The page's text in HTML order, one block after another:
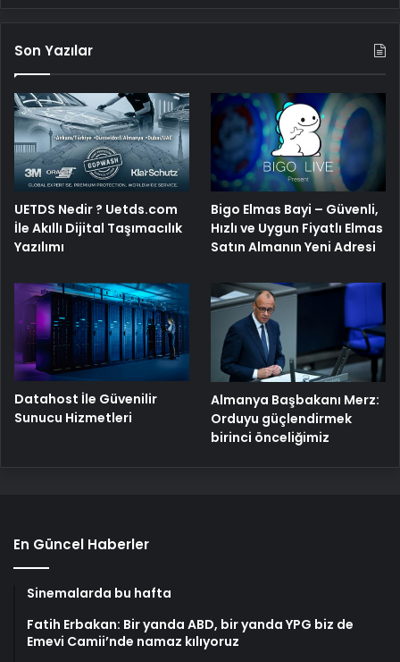
Son Yazılar
UETDS Nedir ? Uetds.com
İle Akıllı Dijital Taşımacılık
Yazılımı
Bigo Elmas Bayi – Güvenli,
Hızlı ve Uygun Fiyatlı Elmas
Satın Almanın Yeni Adresi
Datahost İle Güvenilir
Sunucu Hizmetleri
Almanya Başbakanı Merz:
Orduyu güçlendirmek
birinci önceliğimiz
En Güncel Haberler
Sinemalarda bu hafta
Fatih Erbakan: Bir yanda ABD, bir yanda YPG biz de
Emevi Camii’nde namaz kılıyoruz